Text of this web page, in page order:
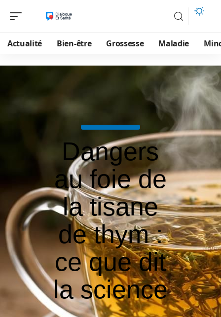
Actualité Bien-être Grossesse Maladie
Dangers
au foie de
la tisane
de thym :
ce que dit
la science